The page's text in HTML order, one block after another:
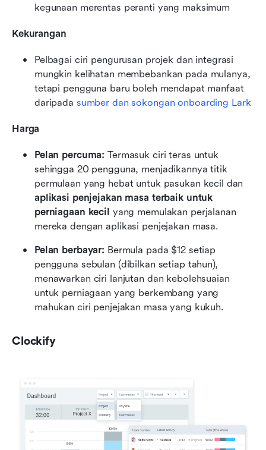
kegunaan merentas peranti yang maksimum
Kekurangan
Pelbagai ciri pengurusan projek dan integrasi
mungkin kelihatan membebankan pada mulanya,
tetapi pengguna baru boleh mendapat manfaat
daripada sumber dan sokongan onboarding Lark
Harga
Pelan percuma: Termasuk ciri teras untuk
sehingga 20 pengguna, menjadikannya titik
aplikasi penjejakan masa terbaik untuk
perniagaan kecil yang memulakan perjalanan
mereka dengan aplikasi penjejakan masa.
Pelan berbayar: Bermula pada $12 setiap
pengguna sebulan (dibilkan setiap tahun),
menawarkan ciri lanjutan dan kebolehsuaian
untuk perniagaan yang berkembang yang
mahukan ciri penjejakan masa yang kukuh.
Clockify